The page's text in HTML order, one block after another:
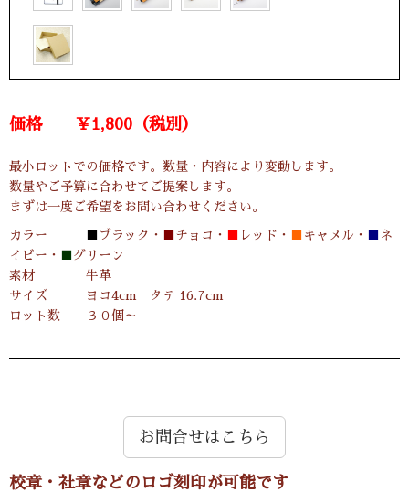
価格 ￥1,800（税別）
最小ロットでの価格です。数量・内容により変動します。
数量やご予算に合わせてご提案します。
まずは一度ご希望をお問い合わせください。
カラー ブラック・ チョコ・ レッド・ キャメル・
ネ
イビー・
グリーン
素材 牛革
サイズ ヨコ4cm タテ 16.7cm
ロット数 ３０個～
お問合せはこちら
校章・社章などのロゴ刻印が可能です